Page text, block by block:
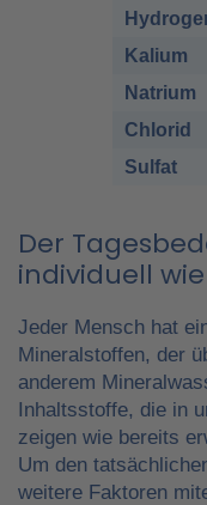
Kalium
Natrium
Chlorid
Sulfat
Der
individuell
Jeder Mensch hat
Mineralstoffen, der
anderem
Inhaltsstoffe, die in
zeigen wie bereits
Um den
weitere Faktoren